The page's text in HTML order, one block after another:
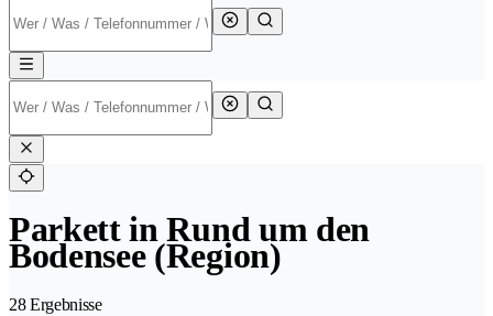
Parkett in Rund um den
Bodensee (Region)
28 Ergebnisse